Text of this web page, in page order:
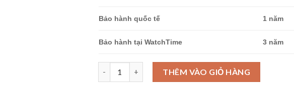
Bảo hành quốc tế 1 năm
Bảo hành tại WatchTime 3 năm
Ogival OG829-24AJGK-T số lượng
THÊM VÀO GIỎ HÀNG